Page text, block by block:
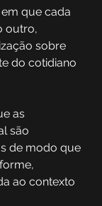
que cada
outro,
sobre
do cotidiano
as
são
de modo que
ao contexto